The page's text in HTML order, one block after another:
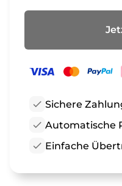
check Sichere
check Automatische
check Einfache